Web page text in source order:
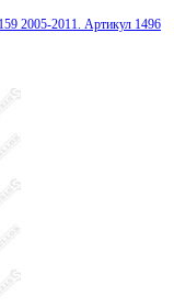
2005-2011. Артикул 1496